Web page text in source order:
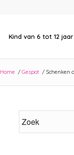
Kind van 6 tot 12 jaar
Home / Gespot / Schenken